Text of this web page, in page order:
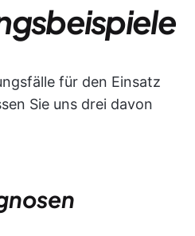
für den Einsatz
Sie uns drei davon